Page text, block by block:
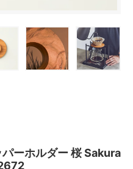
ーホルダー 桜 Sakura